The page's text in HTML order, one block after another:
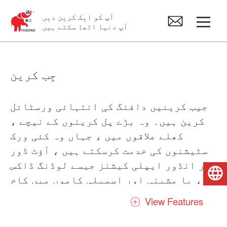
آپ کو ایک کرین دیں
آپ دنیا اٹھا سکتے ہیں
جِب کرین
الیکٹرک ہوسٹ
کرین اسپیئر پارٹس
جِب کرین
جیب کرینیں دافنگ کی انتہائی ورسٹائل
کرین ہیں۔ وہ بڑے پل کرینوں کے نیچے ،
کھلے علاقوں میں ، جہاں وہ کئی ورک
سٹیشنوں کی خدمت کرسکتے ہیں ، آؤٹ ڈور
اور انڈور ایپلی کیشنز جیسے لوڈنگ ڈاکس
، یا مشینی اور اسمبلی کاموں میں کام
کرسکتے ہیں جہاں مرحلہ وار آپریشن
View Features
اردو